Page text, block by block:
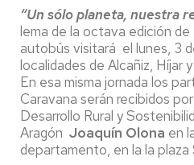
“Un sólo planeta, nuestra
lema de la octava edición
autobús visitará el lunes, 3
localidades de Alcañiz, Híjar
En esa misma jornada los
Caravana serán recibidos
Desarrollo Rural y
Aragón Joaquín Olona en
departamento, en la la plaza